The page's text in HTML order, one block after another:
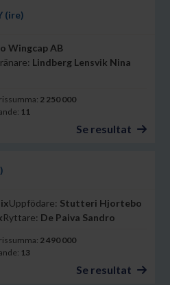
(ire)
Wingcap AB
Lindberg Lensvik Nina
2 250 000
11
Se resultat
Uppfödare: Stutteri Hjortebo
Ryttare: De Paiva Sandro
2 490 000
13
Se resultat